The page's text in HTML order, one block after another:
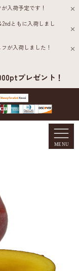
入荷予定です！
ともに入荷しまし
が入荷しました！
プレゼント！